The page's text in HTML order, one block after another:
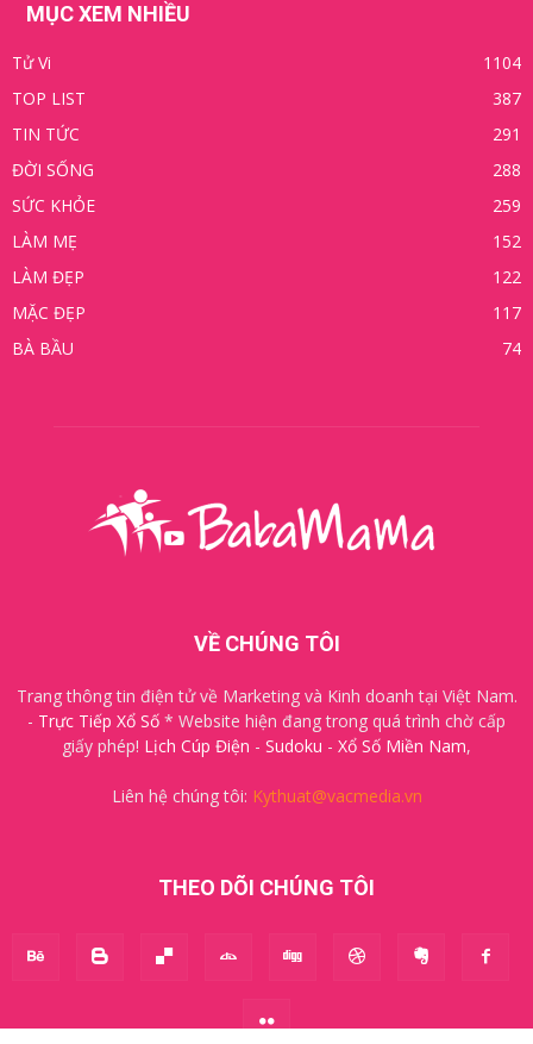
MỤC XEM NHIỀU
Tử Vi
1104
TOP LIST
387
TIN TỨC
291
ĐỜI SỐNG
288
SỨC KHỎE
259
LÀM MẸ
152
LÀM ĐẸP
122
MẶC ĐẸP
117
BÀ BẦU
74
VỀ CHÚNG TÔI
Trang thông tin điện tử về Marketing và Kinh doanh tại Việt Nam.
- Trực Tiếp Xổ Số * Website hiện đang trong quá trình chờ cấp
giấy phép! Lịch Cúp Điện - Sudoku - Xổ Số Miền Nam,
Liên hệ chúng tôi: Kythuat@vacmedia.vn
THEO DÕI CHÚNG TÔI